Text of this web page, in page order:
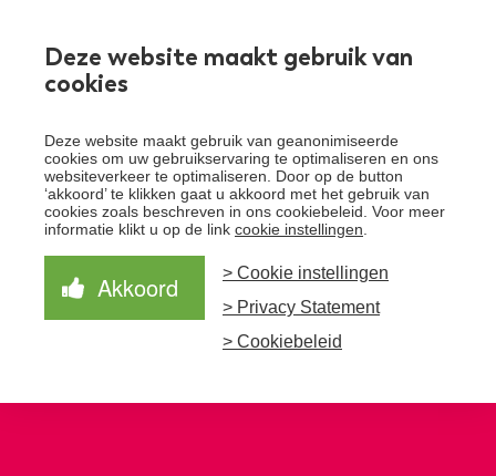
Deze website maakt gebruik van
cookies
Deze website maakt gebruik van geanonimiseerde
cookies om uw gebruikservaring te optimaliseren en ons
websiteverkeer te optimaliseren. Door op de button
‘akkoord’ te klikken gaat u akkoord met het gebruik van
cookies zoals beschreven in ons cookiebeleid. Voor meer
informatie klikt u op de link cookie instellingen
Akkoord
> Cookie instellingen
> Privacy Statement
> Cookiebeleid
Over Santeon
Waardegedreven zorg
aanpak
Samen Beter
Nieuws
Schrijf je in voor de nieuwsbrief
Schrijf je in voor onze nieuwsbrief en ontvang het
laatste nieuws!
Aanmelden nieuwsbrief